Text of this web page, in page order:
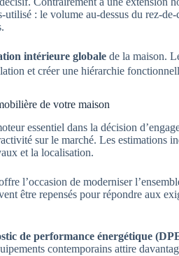
: le volume au-dessus du rez-de-
intérieure globale de la maison.
et créer une hiérarchie
de votre maison
essentiel dans la décision
sur le marché. Les estimations
et la localisation.
l’occasion de moderniser
être repensés pour répondre aux
de performance énergétique
contemporains attire